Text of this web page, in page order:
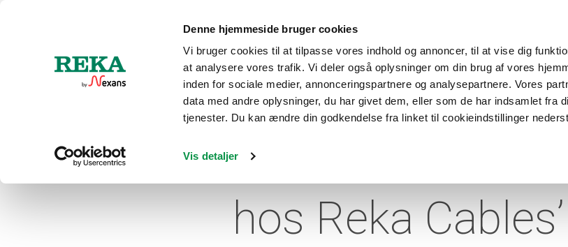
Denne hjemmeside bruger cookies
Vi bruger cookies til at tilpasse vores indhold og annoncer, til at vise dig
at analysere vores trafik. Vi deler også oplysninger om din brug af vores
inden for sociale medier, annonceringspartnere og analysepartnere. Vores
data med andre oplysninger, du har givet dem, eller som de har indsamlet fra
tjenester. Du kan ændre din godkendelse fra linket til cookieindstillinger
Vis detaljer
Aktuelt
PRODUKTER APPLIKATIONER
Udnævnelse af
hos Reka